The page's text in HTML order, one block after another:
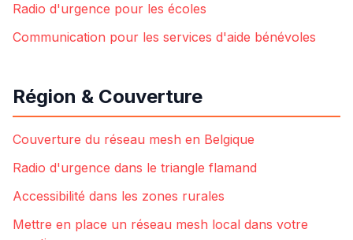
Radio d'urgence pour les écoles
Communication pour les services d'aide bénévoles
Région & Couverture
Couverture du réseau mesh en Belgique
Radio d'urgence dans le triangle flamand
Accessibilité dans les zones rurales
Mettre en place un réseau mesh local dans votre